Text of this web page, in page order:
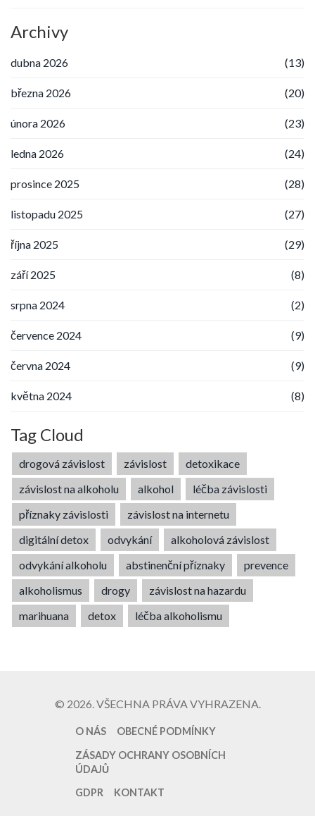
Archivy
dubna 2026 (13)
března 2026 (20)
února 2026 (23)
ledna 2026 (24)
prosince 2025 (28)
listopadu 2025 (27)
října 2025 (29)
září 2025 (8)
srpna 2024 (2)
července 2024 (9)
června 2024 (9)
května 2024 (8)
Tag Cloud
drogová závislost závislost
detoxikace
závislost na alkoholu
alkohol
léčba závislosti
příznaky závislosti
závislost na internetu
digitální detox
odvykání
alkoholová závislost
odvykání alkoholu
abstinenční příznaky
prevence
alkoholismus
drogy
závislost na hazardu
marihuana
detox léčba alkoholismu
© 2026. VŠECHNA PRÁVA VYHRAZENA.
O NÁS
OBECNÉ PODMÍNKY
ZÁSADY OCHRANY OSOBNÍCH
ÚDAJŮ
GDPR
KONTAKT